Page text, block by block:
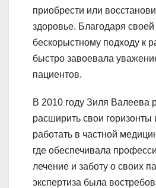
приобрести или
здоровье. Благодаря
бескорыстному подходу к
быстро завоевала
пациентов.
В 2010 году Зиля Валеева
расширить свои горизонты
работать в частной
где обеспечивала
лечение и заботу о своих
экспертиза была